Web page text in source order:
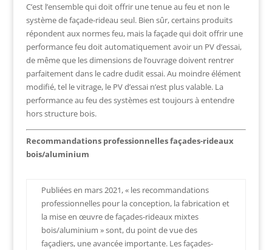
C’est l’ensemble qui doit offrir une tenue au feu et non le
système de façade-rideau seul. Bien sûr, certains produits
répondent aux normes feu, mais la façade qui doit offrir une
performance feu doit automatiquement avoir un PV d’essai,
de même que les dimensions de l’ouvrage doivent rentrer
parfaitement dans le cadre dudit essai. Au moindre élément
modifié, tel le vitrage, le PV d’essai n’est plus valable. La
performance au feu des systèmes est toujours à entendre
hors structure bois.
Recommandations professionnelles façades-rideaux
bois/aluminium
Publiées en mars 2021, « les recommandations
professionnelles pour la conception, la fabrication et
la mise en œuvre de façades-rideaux mixtes
bois/aluminium » sont, du point de vue des
façadiers, une avancée importante. Les façades-